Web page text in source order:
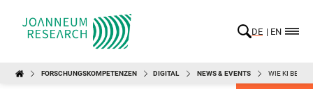
DE EN
FORSCHUNGSKOMPETENZEN DIGITAL NEWS & EVENTS WIE KI